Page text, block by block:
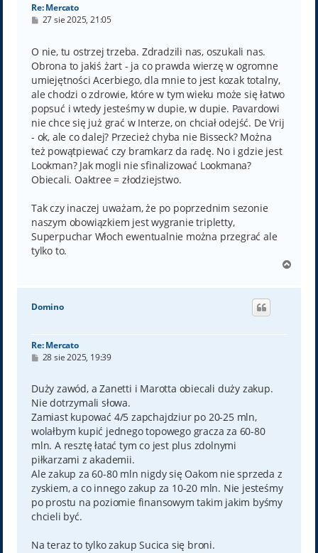
Re: Mercato
P27 sie 2025, 21:05
O nie, tu ostrzej trzeba. Zdradzili nas, oszukali nas.
Obrona to jakiś żart - ja co prawda wierzę w ogromne
umiejętności Acerbiego, dla mnie to jest kozak totalny,
ale chodzi o zdrowie, które w tym wieku może się łatwo
popsuć i wtedy jesteśmy w dupie, w dupie. Pavardowi
nie chce się już grać w Interze, on chciał odejść. De Vrij
- ok, ale co dalej? Przecież chyba nie Bisseck? Można
też powątpiewać czy bramkarz da radę. No i gdzie jest
Lookman? Jak mogli nie sfinalizować Lookmana?
Obiecali. Oaktree = złodziejstwo.
Tak czy inaczej uważam, że po poprzednim sezonie
naszym obowiązkiem jest wygranie tripletty,
Superpuchar Włoch ewentualnie można przegrać ale
tylko to.
g
Domino
Re: Mercato
P
t
28 sie 2025, 19:39
Duży zawód, a Zanetti i Marotta obiecali duży zakup.
Nie dotrzymali słowa.
Zamiast kupować 4/5 zapchajdziur po 20-25 mln,
wolałbym kupić jednego topowego gracza za 60-80
mln. A resztę łatać tym co jest plus zdolnymi
piłkarzami z akademii.
Ale zakup za 60-80 mln nigdy się Oakom nie sprzeda z
zyskiem, a co innego zakup za 10-20 mln. Nie jesteśmy
po prostu na poziomie finansowym takim jakim byśmy
chcieli być.
Na teraz to tylko zakup Sucica się broni.